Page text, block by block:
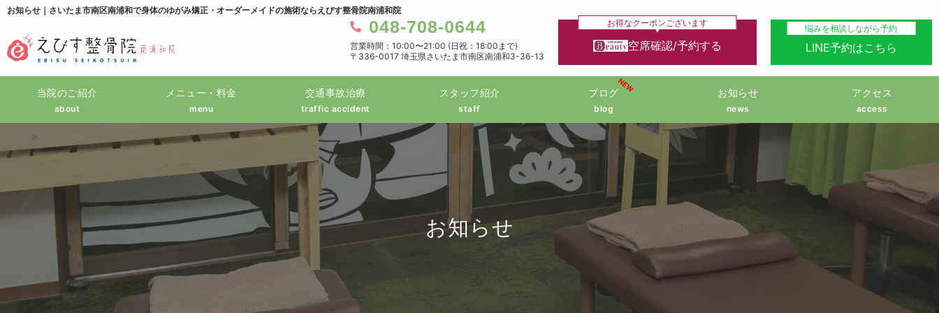
お知らせ｜さいたま市南区南浦和で身体のゆがみ矯正・オーダーメイドの施術ならえびす整骨院南浦和院
048-708-0644
営業時間：10:00〜21:00 (日祝：18:00まで)
〒336-0017 埼玉県さいたま市南区南浦和3-36-13
空席確認/予約する
お得なクーポンございます
悩みを相談しながら予約
LINE予約はこちら
当院のご紹介
about
メニュー・料金
menu
交通事故治療
traffic accident
スタッフ紹介
staff
ブログ
blog
NEW お知らせ
news
アクセス
access
お知らせ